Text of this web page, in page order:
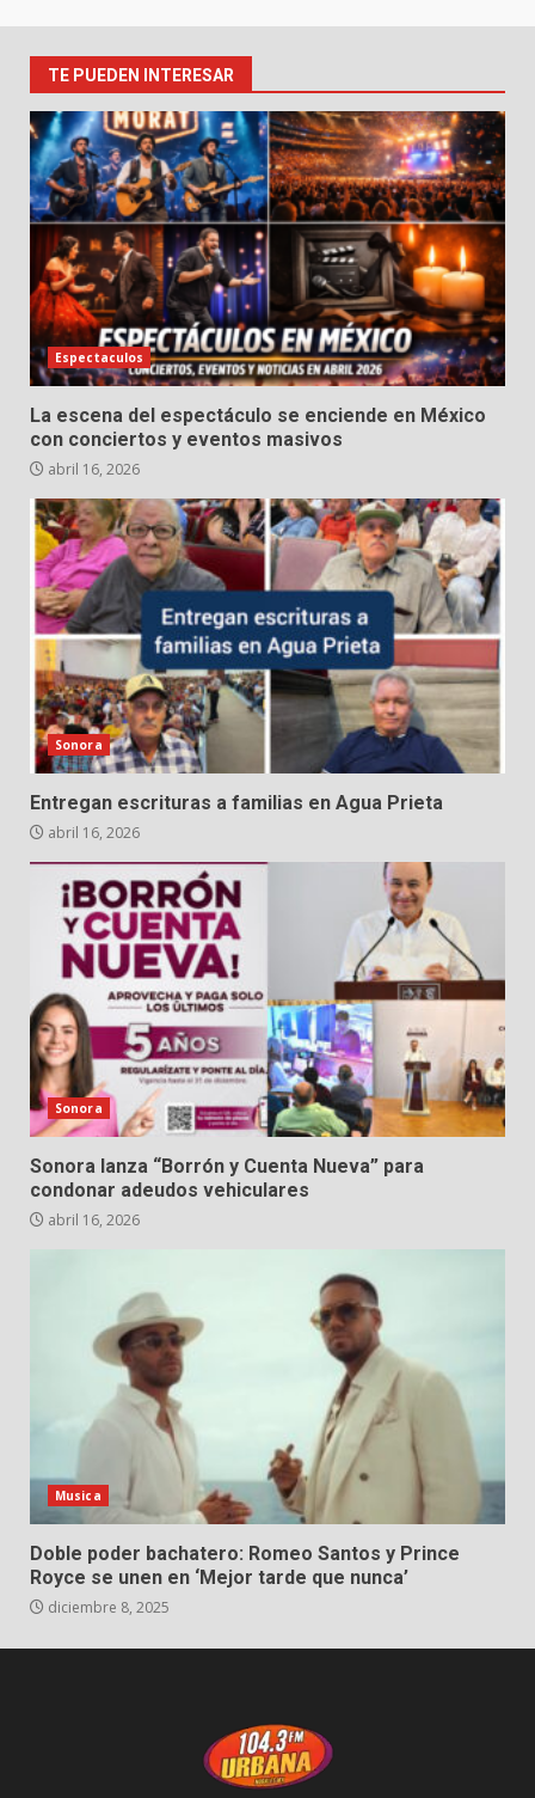
TE PUEDEN INTERESAR
Espectaculos
La escena del espectáculo se enciende en México
con conciertos y eventos masivos
abril 16, 2026
Sonora
Entregan escrituras a familias en Agua Prieta
abril 16, 2026
Sonora
Sonora lanza “Borrón y Cuenta Nueva” para
condonar adeudos vehiculares
abril 16, 2026
Musica
Doble poder bachatero: Romeo Santos y Prince
Royce se unen en ‘Mejor tarde que nunca’
diciembre 8, 2025